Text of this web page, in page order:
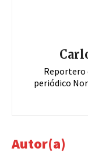
Reportero
periódico
Autor(a)